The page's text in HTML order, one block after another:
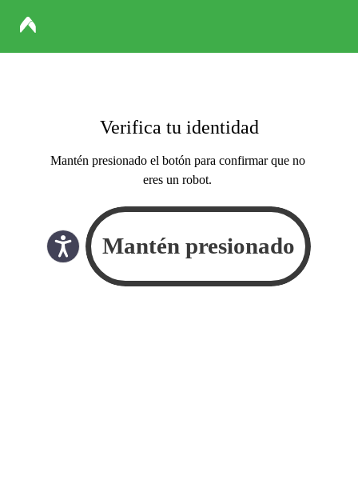
Verifica tu identidad
Mantén presionado el botón para confirmar que no
eres un robot.